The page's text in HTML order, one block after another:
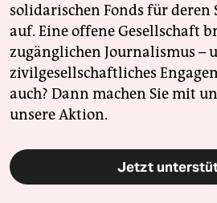
solidarischen Fonds für deren
auf. Eine offene Gesellschaft
zugänglichen Journalismus –
zivilgesellschaftliches
auch? Dann machen Sie mit
unsere Aktion.
Jetzt